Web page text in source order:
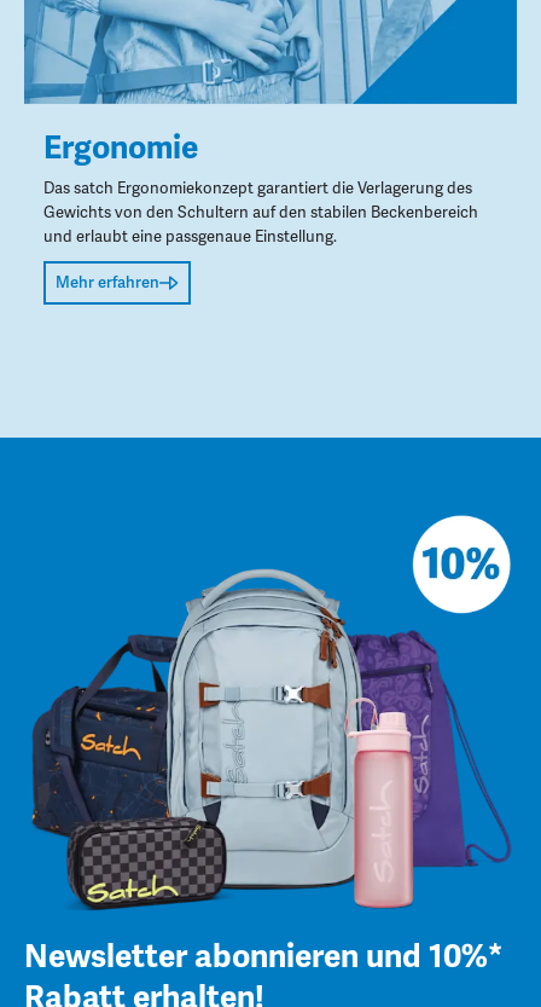
Ergonomie
Das satch Ergonomiekonzept garantiert die Verlagerung des
Gewichts von den Schultern auf den stabilen Beckenbereich
und erlaubt eine passgenaue Einstellung.
Mehr erfahren
Newsletter abonnieren und 10%*
Rabatt erhalten!